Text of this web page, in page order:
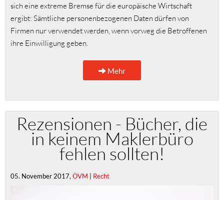
sich eine extreme Bremse für die europäische Wirtschaft
ergibt: Sämtliche personenbezogenen Daten dürfen von
Firmen nur verwendet werden, wenn vorweg die Betroffenen
ihre Einwilligung geben.
Mehr
Rezensionen - Bücher, die
in keinem Maklerbüro
fehlen sollten!
05. November 2017, ÖVM | Recht